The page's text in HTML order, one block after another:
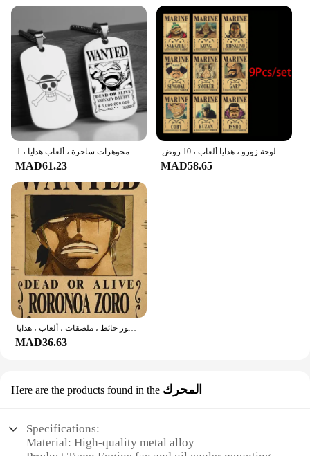
قلادة أنيمي مطلوبة للرجال والنساء ، كرتونات معدنية ، لوفي ، شخصيات زورو ، سلسلة عنق ، مجوهرات ساحرة ، ألعاب هدايا ، 1!!!
MAD61.23
ملصقات أنيمي كلاسيكية من قطعة واحدة ، مجموعة لوفي مطلوبة ، ديكور جدران الغرفة ، لوحة زورو ، هدايا ألعاب ، 10 روض
MAD58.65
ملصقات مطلوبة من قطعة واحدة ، أنيمي لوفي ، جير 5 ، نيكا ، الآس ، شخصيات أطفال ، خمر ، غرفة معيشة ، ديكور حائط ، ملصقات ، ألعاب ، هدايا
MAD36.63
Here are the products found in the المحرك
Specifications:
Material: High-quality metal alloy